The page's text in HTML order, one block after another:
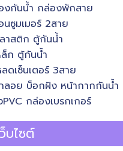
งกันน้ำ กล่องพักสาย
นซูมเมอร์ 2สาย
าสติก ตู้กันน้ำ
ล็ก ตู้กันน้ำ
ดเซ็นเตอร์ 3สาย
ลอย บ็อกฝัง หน้ากากกันน้ำ
กล่องเบรกเกอร์
บไซต์